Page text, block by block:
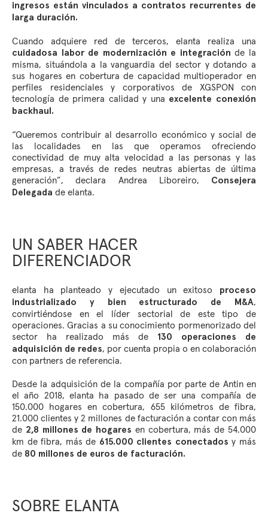
ingresos están vinculados a contratos recurrentes de
larga duración.
Cuando adquiere red de terceros, elanta realiza una
cuidadosa labor de modernización e integración de la
misma, situándola a la vanguardia del sector y dotando a
sus hogares en cobertura de capacidad multioperador en
perfiles residenciales y corporativos de XGSPON con
tecnología de primera calidad y una excelente conexión
backhaul.
“Queremos contribuir al desarrollo económico y social de
las localidades en las que operamos ofreciendo
conectividad de muy alta velocidad a las personas y las
empresas, a través de redes neutras abiertas de última
generación”, declara Andrea Liboreiro,
Consejera
Delegada de elanta.
UN SABER HACER
DIFERENCIADOR
elanta ha planteado y ejecutado un exitoso
proceso
industrializado y bien estructurado de M&A,
convirtiéndose en el líder sectorial de este tipo de
operaciones. Gracias a su conocimiento pormenorizado del
sector ha realizado más de
130 operaciones de
adquisición de redes, por cuenta propia o en colaboración
con partners de referencia.
Desde la adquisición de la compañía por parte de Antin en
el año 2018, elanta ha pasado de ser una compañía de
150.000 hogares en cobertura, 655 kilómetros de fibra,
21.000 clientes y 2 millones de facturación a contar con más
de 2,8 millones de hogares en cobertura, más de 54.000
km de fibra, más de 615.000 clientes conectados y más
de 80 millones de euros de facturación.
SOBRE ELANTA